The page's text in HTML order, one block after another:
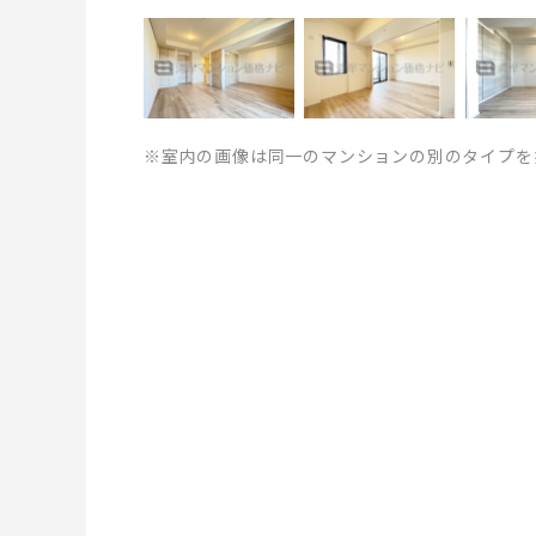
※室内の画像は同一のマンションの別のタイプ